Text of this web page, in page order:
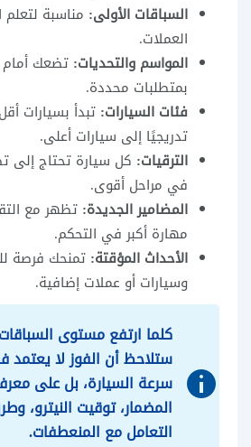
السباقات الأولى: مناسبة
العملات.
المواسم والتحديات: تضعك
بمتطلبات محددة.
فئات السيارات: تبدأ بسيارات
تدريجيًا إلى سيارات أعلى.
الترقيات: كل سيارة تحتاج إلى
في مراحل أقوى.
المضامير الجديدة: تظهر مع
مهارة أكبر في التحكم.
الأحداث المؤقتة: تمنحك فرصة
وسيارات أو عملات إضافية.
كلما ارتفع مستوى
ستلاحظ أن الفوز لا
سرعة السيارة، بل على
المضمار، توقيت النيترو،
التعامل مع المنعطفات.